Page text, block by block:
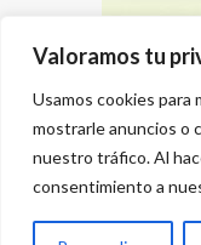
Valoramos tu
Usamos cookies para
mostrarle anuncios o
nuestro tráfico. Al
consentimiento a